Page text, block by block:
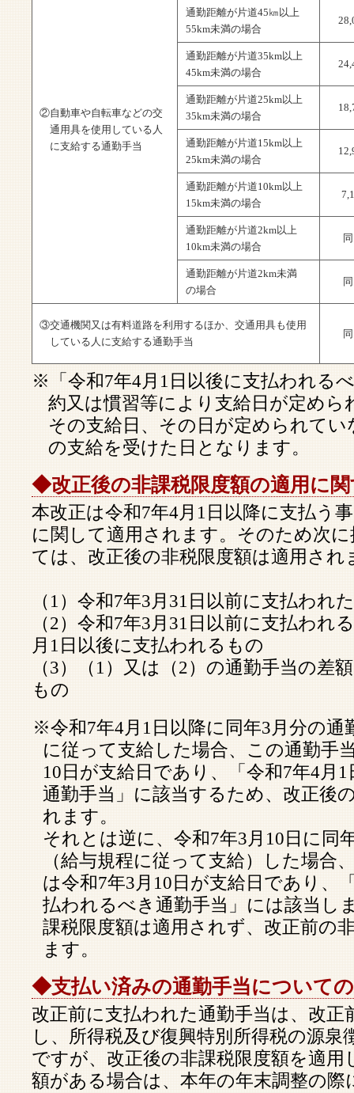
②自動車や自転車などの交
通用具を使用している人
に支給する通勤手当
通勤距離が片道45㎞以上
55km未満の場合
通勤距離が片道35km以上
45km未満の場合
通勤距離が片道25km以上
35km未満の場合
通勤距離が片道15km以上
25km未満の場合
通勤距離が片道10km以上
15km未満の場合
通勤距離が片道2km以上
10km未満の場合
通勤距離が片道2km未満
の場合
③交通機関又は有料道路を利用するほか、交通用具も使用
している人に支給する通勤手当
※「令和7年4月1日以後に支払われる
約又は慣習等により支給日が定め
その支給日、その日が定められて
の支給を受けた日となります。
◆改正後の非課税限度額の適用に
本改正は令和7年4月1日以降に支払う
に関して適用されます。そのため次
ては、改正後の非税限度額は適用され
（1）令和7年3月31日以前に支払われ
（2）令和7年3月31日以前に支払われ
月1日以後に支払われるもの
（3）（1）又は（2）の通勤手当の差
もの
※令和7年4月1日以降に同年3月分の通
に従って支給した場合、この通勤手
10日が支給日であり、「令和7年4月
通勤手当」に該当するため、改正後
れます。
それとは逆に、令和7年3月10日に同
（給与規程に従って支給）した場合
は令和7年3月10日が支給日であり、
払われるべき通勤手当」には該当し
課税限度額は適用されず、改正前の
ます。
◆支払い済みの通勤手当について
改正前に支払われた通勤手当は、改正
し、所得税及び復興特別所得税の源泉
ですが、改正後の非課税限度額を適
額がある場合は、本年の年末調整の